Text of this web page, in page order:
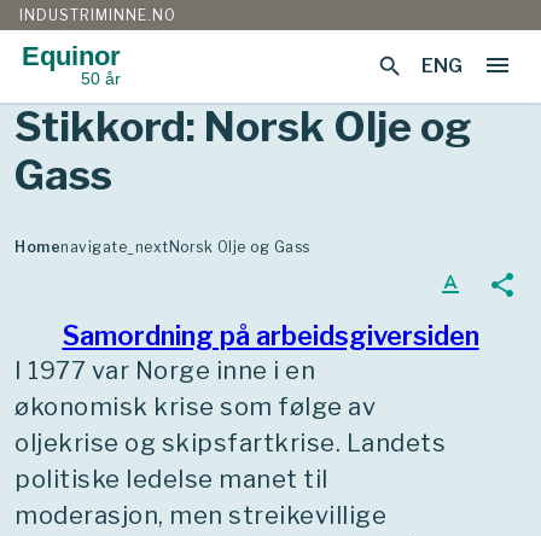
Gå
til
innhold
menu
INDUSTRIMINNE.NO
Equinor
50 år search ENG
Stikkord: Norsk Olje og
Gass
Homenavigate_next Norsk Olje og Gass
Samordning på arbeidsgiversiden
text_format share
I 1977 var Norge inne i en
økonomisk krise som følge av
oljekrise og skipsfartkrise. Landets
politiske ledelse manet til
moderasjon, men streikevillige